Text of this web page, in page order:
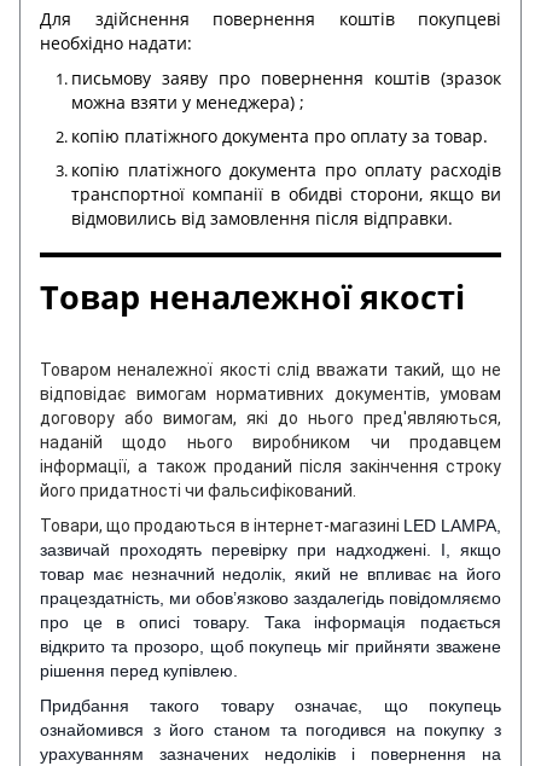
Для здійснення повернення коштів покупцеві
необхідно надати:
письмову заяву про повернення коштів (зразок
можна взяти у менеджера) ;
копію платіжного документа про оплату за товар.
копію платіжного документа про оплату расходів
транспортної компанії в обидві сторони, якщо ви
відмовились від замовлення після відправки.
Товар неналежної якості
Товаром неналежної якості слід вважати такий, що не
відповідає вимогам нормативних документів, умовам
договору або вимогам, які до нього пред'являються,
наданій щодо нього виробником чи продавцем
інформації, а також проданий після закінчення строку
його придатності чи фальсифікований.
Товари, що продаються в інтернет-магазині LED LAMPA,
зазвичай проходять перевірку при надходжені. І, якщо
товар має незначний недолік, який не впливає на його
працездатність, ми обов’язково заздалегідь повідомляємо
про це в описі товару. Така інформація подається
відкрито та прозоро, щоб покупець міг прийняти зважене
рішення перед купівлею.
Придбання такого товару означає, що покупець
ознайомився з його станом та погодився на покупку з
урахуванням зазначених недоліків і повернення на